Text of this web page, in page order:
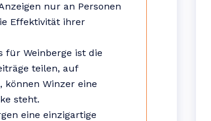
nur an Personen
Effektivität ihrer
für Weinberge ist die
teilen, auf
Winzer eine
steht.
eine einzigartige